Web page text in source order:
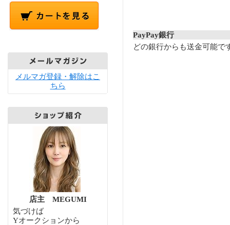
メルマガ登録・解除はこ
ちら
店主 MEGUMI
気づけば
Yオークションから
PayPay銀行
どの銀行からも送金可能で